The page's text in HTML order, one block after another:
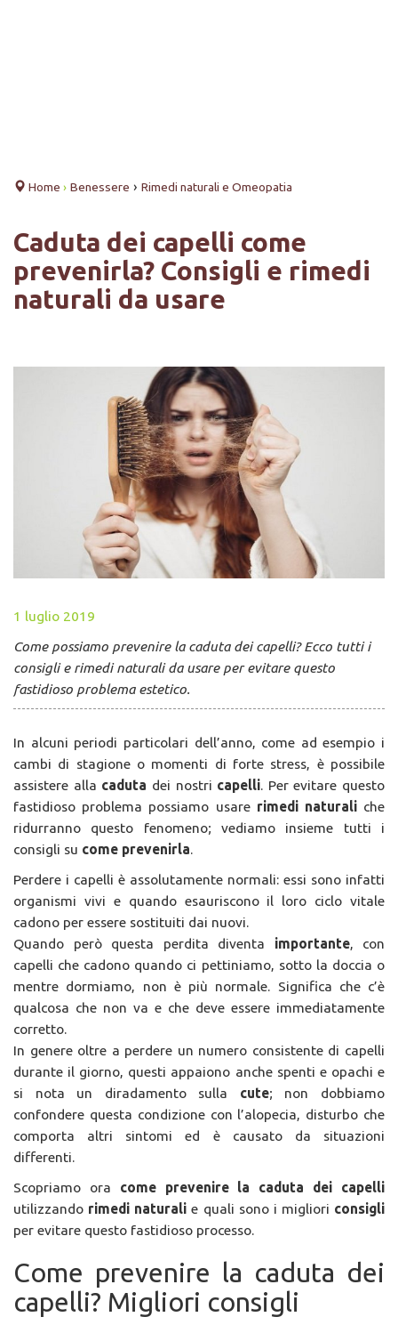
Home › Benessere › Rimedi naturali e Omeopatia
Caduta dei capelli come
prevenirla? Consigli e rimedi
naturali da usare
1 luglio 2019
Come possiamo prevenire la caduta dei capelli? Ecco tutti i
consigli e rimedi naturali da usare per evitare questo
fastidioso problema estetico.
In alcuni periodi particolari dell’anno, come ad esempio i
cambi di stagione o momenti di forte stress, è possibile
assistere alla caduta dei nostri capelli. Per evitare questo
fastidioso problema possiamo usare rimedi naturaliche
ridurranno questo fenomeno; vediamo insieme tutti i
consigli su come prevenirla.
Perdere i capelli è assolutamente normali: essi sono infatti
organismi vivi e quando esauriscono il loro ciclo vitale
cadono per essere sostituiti dai nuovi.
Quando però questa perdita diventa importante, con
capelli che cadono quando ci pettiniamo, sotto la doccia o
mentre dormiamo, non è più normale. Significa che c’è
qualcosa che non va e che deve essere immediatamente
corretto.
In genere oltre a perdere un numero consistente di capelli
durante il giorno, questi appaiono anche spenti e opachi e
si nota un diradamento sulla cute; non dobbiamo
confondere questa condizione con l’alopecia, disturbo che
comporta altri sintomi ed è causato da situazioni
differenti.
Scopriamo ora come prevenire la caduta dei capelli
utilizzando rimedi naturali e quali sono i migliori consigli
per evitare questo fastidioso processo.
Come prevenire la caduta dei
capelli? Migliori consigli